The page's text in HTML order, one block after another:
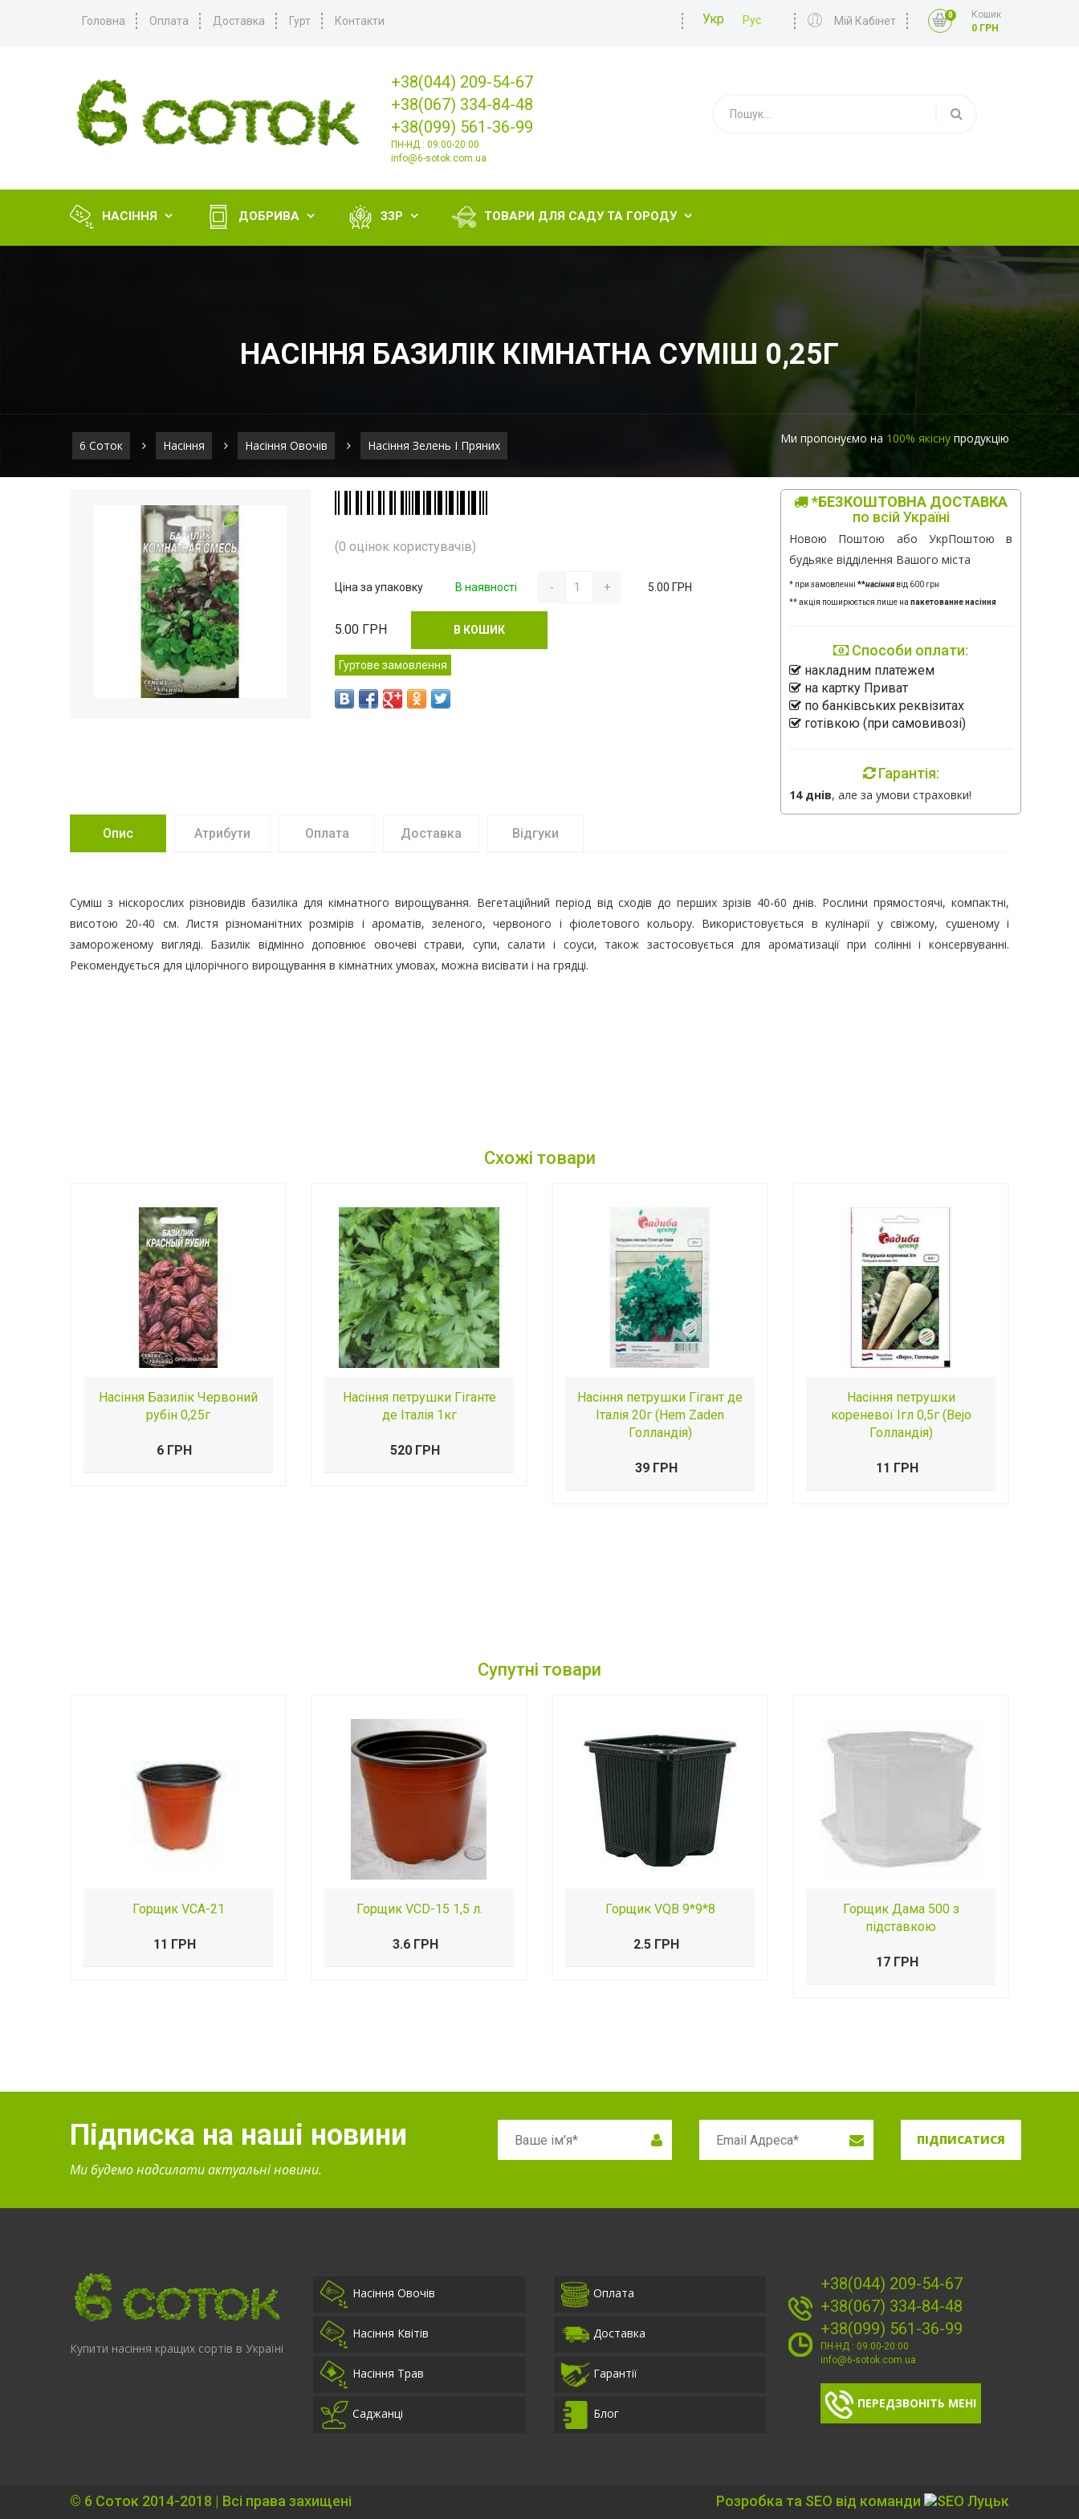
Головна Оплата Доставка Гурт Контакти Укр Рус Мій Кабінет 0
Кошик
0 ГРН
+38(044) 209-54-67
+38(067) 334-84-48
+38(099) 561-36-99
ПН-НД : 09:00-20:00
info@6-sotok.com.ua
НАСІННЯ  ДОБРИВА  ЗЗР  ТОВАРИ ДЛЯ САДУ ТА ГОРОДУ 
НАСІННЯ БАЗИЛІК КІМНАТНА СУМІШ 0,25Г
6 Соток Насіння Насіння Овочів Насіння Зелень І Пряних Ми пропонуємо на 100% якісну продукцію
(0 оцінок користувачів)
Ціна за упаковку В наявності - + 5.00 ГРН
5.00 ГРН В КОШИК
Гуртове замовлення
*БЕЗКОШТОВНА ДОСТАВКА
по всій Україні
Новою Поштою або УкрПоштою в
будьяке відділення Вашого міста
* при замовленні **насіннявід 600 грн
** акція поширюється лише на пакетованне насіння
Способи оплати:
накладним платежем
на картку Приват
по банківських реквізитах
готівкою (при самовивозі)
Гарантія:
14 днів, але за умови страховки!
Опис Атрибути Оплата Доставка Відгуки
Суміш з ніскорослих різновидів базиліка для кімнатного вирощування. Вегетаційний період від сходів до перших зрізів 40-60 днів. Рослини прямостоячі, компактні,
висотою 20-40 см. Листя різноманітних розмірів і ароматів, зеленого, червоного і фіолетового кольору. Використовується в кулінарії у свіжому, сушеному і
замороженому вигляді. Базилік відмінно доповнює овочеві страви, супи, салати і соуси, також застосовується для ароматизації при солінні і консервуванні.
Рекомендується для цілорічного вирощування в кімнатних умовах, можна висівати і на грядці.
Схожі товари
Насіння Базилік Червоний
рубін 0,25г
6 ГРН
Насіння петрушки Гіганте
де Італія 1кг
520 ГРН
Насіння петрушки Гігант де
Італія 20г (Hem Zaden
Голландія)
39 ГРН
Насіння петрушки
кореневої Ігл 0,5г (Bejo
Голландія)
11 ГРН
Супутні товари
Горщик VСA-21
11 ГРН
Горщик VCD-15 1,5 л.
3.6 ГРН
Горщик VQB 9*9*8
2.5 ГРН
Горщик Дама 500 з
підставкою
17 ГРН
Підписка на наші новини
Ми будемо надсилати актуальні новини.
ПІДПИСАТИСЯ
Купити насіння кращих сортів в Україні
Насіння Овочів
Насіння Квітів
Насіння Трав
Саджанці
Оплата
Доставка
Гарантії
Блог
+38(044) 209-54-67
+38(067) 334-84-48
+38(099) 561-36-99
ПН-НД : 09:00-20:00
info@6-sotok.com.ua
ПЕРЕДЗВОНІТЬ МЕНІ
© 6 Соток 2014-2018 | Всі права захищені Розробка та SEO від команди